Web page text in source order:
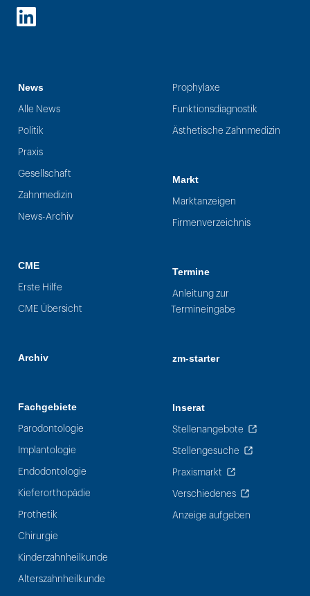
LinkedIn
News
Alle News
Politik
Praxis
Gesellschaft
Zahnmedizin
News-Archiv
CME
Erste Hilfe
CME Übersicht
Archiv
Fachgebiete
Parodontologie
Implantologie
Endodontologie
Kieferorthopädie
Prothetik
Chirurgie
Kinderzahnheilkunde
Alterszahnheilkunde
Prophylaxe
Funktionsdiagnostik
Ästhetische Zahnmedizin
Markt
Marktanzeigen
Firmenverzeichnis
Termine
Anleitung zur
Termineingabe
zm-starter
Inserat
Stellenangebote
Stellengesuche
Praxismarkt
Verschiedenes
Anzeige aufgeben